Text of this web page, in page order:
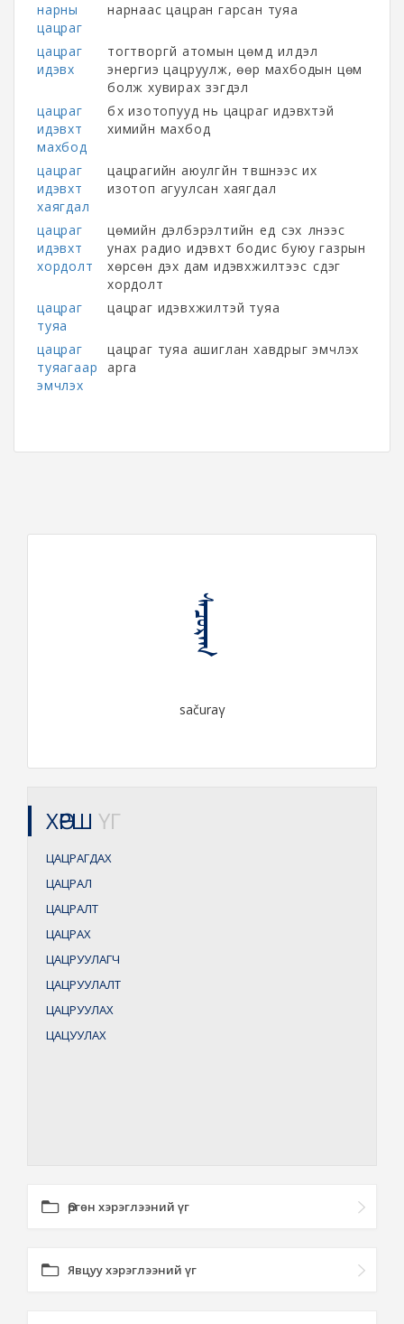
нарны
цацраг
нарнаас цацран гарсан туяа
цацраг
идэвх
тогтворгүй атомын цөмүүд илүүдэл
энергиэ цацруулж, өөр махбодын цөм
болж хувирах үзэгдэл
цацраг
идэвхт
махбод
бүх изотопууд нь цацраг идэвхтэй
химийн махбод
цацраг
идэвхт
хаягдал
цацрагийн аюулгүйн түвшнээс их
изотоп агуулсан хаягдал
цацраг
идэвхт
хордолт
цөмийн дэлбэрэлтийн үед үүсэх үүлнээс
унах радио идэвхт бодис буюу газрын
хөрсөн дэх дам идэвхжилтээс үүсдэг
хордолт
цацраг
туяа
цацраг идэвхжилтэй туяа
цацраг
туяагаар
эмчлэх
цацраг туяа ашиглан хавдрыг эмчлэх
арга
ᠰᠠᠴᠤᠷᠠᠭ
sačuraγ
ХӨРШ ҮГ
ЦАЦРАГДАХ
ЦАЦРАЛ
ЦАЦРАЛТ
ЦАЦРАХ
ЦАЦРУУЛАГЧ
ЦАЦРУУЛАЛТ
ЦАЦРУУЛАХ
ЦАЦУУЛАХ
Өргөн хэрэглээний үг
Явцуу хэрэглээний үг